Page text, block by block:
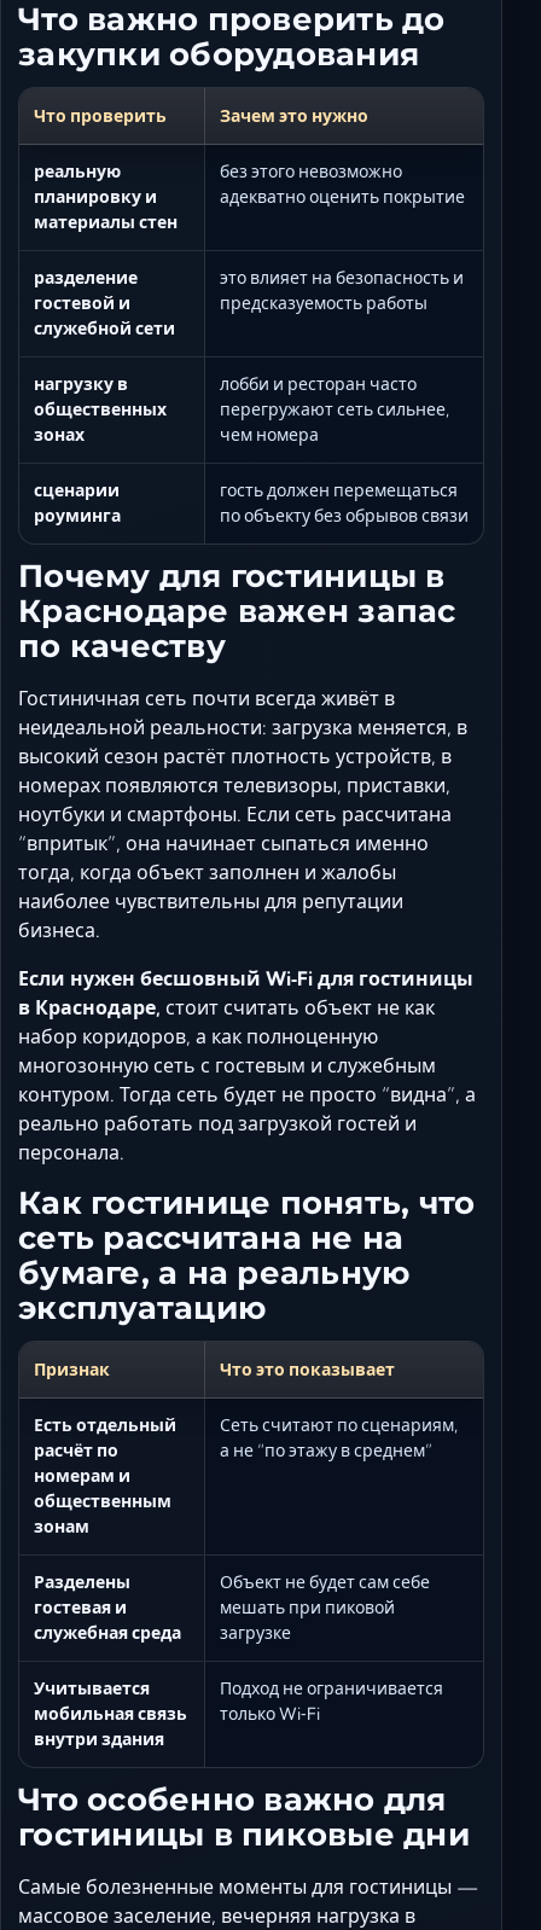
Что важно проверить до
закупки оборудования
Что проверить Зачем это нужно
реальную
планировку и
материалы стен
без этого невозможно
адекватно оценить покрытие
разделение
гостевой и
служебной сети
это влияет на безопасность и
предсказуемость работы
нагрузку в
общественных
зонах
лобби и ресторан часто
перегружают сеть сильнее,
чем номера
сценарии
роуминга
гость должен перемещаться
по объекту без обрывов связи
Почему для гостиницы в
Краснодаре важен запас
по качеству
Гостиничная сеть почти всегда живёт в
неидеальной реальности: загрузка меняется, в
высокий сезон растёт плотность устройств, в
номерах появляются телевизоры, приставки,
ноутбуки и смартфоны. Если сеть рассчитана
“впритык”, она начинает сыпаться именно
тогда, когда объект заполнен и жалобы
наиболее чувствительны для репутации
бизнеса.
Если нужен бесшовный Wi‑Fi для гостиницы
в Краснодаре, стоит считать объект не как
набор коридоров, а как полноценную
многозонную сеть с гостевым и служебным
контуром. Тогда сеть будет не просто “видна”, а
реально работать под загрузкой гостей и
персонала.
Как гостинице понять, что
сеть рассчитана не на
бумаге, а на реальную
эксплуатацию
Признак Что это показывает
Есть отдельный
расчёт по
номерам и
общественным
зонам
Сеть считают по сценариям,
а не “по этажу в среднем”
Разделены
гостевая и
служебная среда
Объект не будет сам себе
мешать при пиковой
загрузке
Учитывается
мобильная связь
внутри здания
Подход не ограничивается
только Wi‑Fi
Что особенно важно для
гостиницы в пиковые дни
Самые болезненные моменты для гостиницы —
массовое заселение, вечерняя нагрузка в